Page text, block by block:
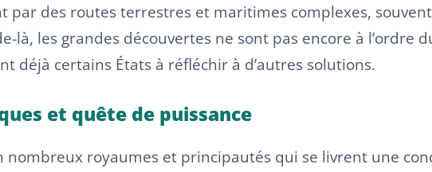
par des routes terrestres et maritimes complexes,
là, les grandes découvertes ne sont pas encore à l’ordre
déjà certains États à réfléchir à d’autres solutions.
et quête de puissance
nombreux royaumes et principautés qui se livrent une